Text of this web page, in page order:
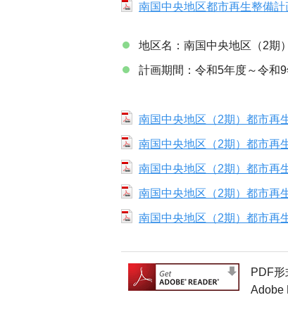
南国中央地区都市再生整備
地区名：南国中央地区（2期
計画期間：令和5年度～令和
南国中央地区（2期）都市再
南国中央地区（2期）都市再
南国中央地区（2期）都市再
南国中央地区（2期）都市再
南国中央地区（2期）都市再
PDF形
Adobe